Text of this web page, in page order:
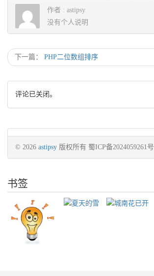
对象-多态
作者 : astipsy
没有个人说明
下一篇： PHP二位数组排序
评论已关闭。
© 2026 astipsy 版权所有 蜀ICP备2024059261号
书签